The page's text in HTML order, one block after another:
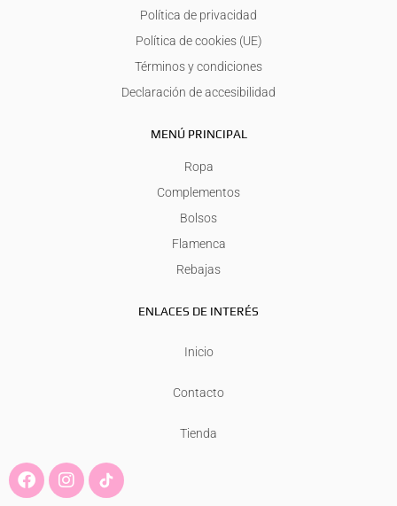
Política de privacidad
Política de cookies (UE)
Términos y condiciones
Declaración de accesibilidad
MENÚ PRINCIPAL
Ropa
Complementos
Bolsos
Flamenca
Rebajas
ENLACES DE INTERÉS
Inicio
Contacto
Tienda
F
a
I
n